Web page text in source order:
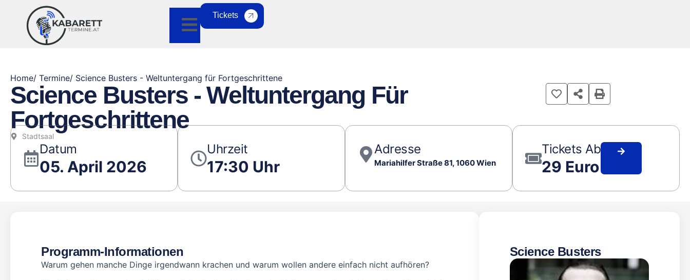
Tickets
Home/ Termine/ Science Busters - Weltuntergang für Fortgeschrittene
Science Busters - Weltuntergang Für
Fortgeschrittene
Stadtsaal
Datum
05. April 2026
Uhrzeit
17:30 Uhr
Adresse
Mariahilfer Straße 81, 1060 Wien
Tickets Ab
29 Euro
Programm-Informationen
Warum gehen manche Dinge irgendwann krachen und warum wollen andere einfach nicht aufhören?
Science Busters